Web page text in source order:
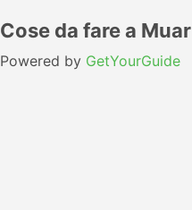
Cose da fare a Muar
Powered by GetYourGuide